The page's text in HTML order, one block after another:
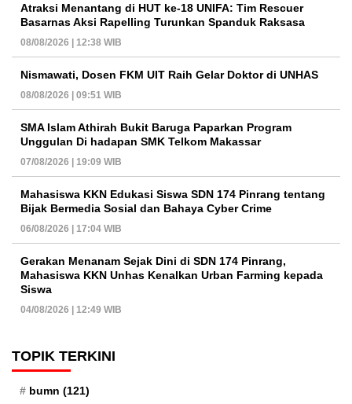
Atraksi Menantang di HUT ke-18 UNIFA: Tim Rescuer
Basarnas Aksi Rapelling Turunkan Spanduk Raksasa
08/08/2026 | 12:38 WIB
Nismawati, Dosen FKM UIT Raih Gelar Doktor di UNHAS
08/08/2026 | 09:51 WIB
SMA Islam Athirah Bukit Baruga Paparkan Program
Unggulan Di hadapan SMK Telkom Makassar
07/08/2026 | 19:09 WIB
Mahasiswa KKN Edukasi Siswa SDN 174 Pinrang tentang
Bijak Bermedia Sosial dan Bahaya Cyber Crime
06/08/2026 | 17:04 WIB
Gerakan Menanam Sejak Dini di SDN 174 Pinrang,
Mahasiswa KKN Unhas Kenalkan Urban Farming kepada
Siswa
04/08/2026 | 12:49 WIB
TOPIK TERKINI
bumn (121)